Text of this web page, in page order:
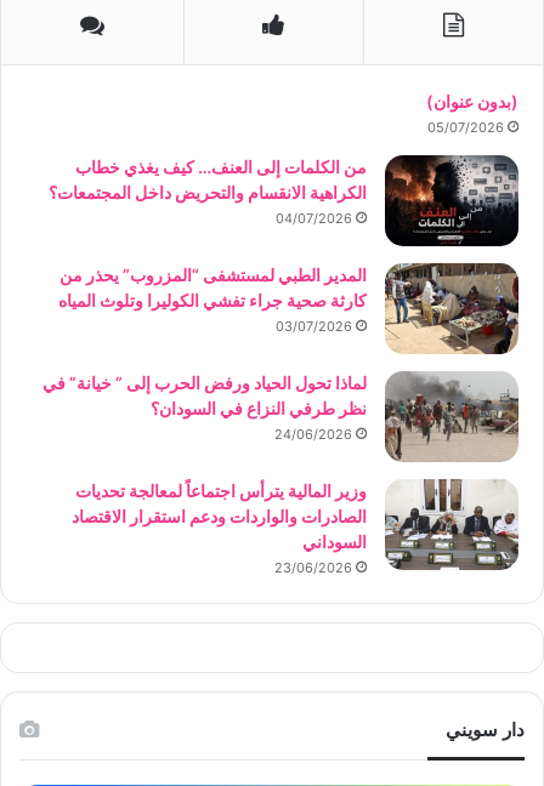
(بدون عنوان)
05/07/2026
من الكلمات إلى العنف… كيف يغذي خطاب
الكراهية الانقسام والتحريض داخل المجتمعات؟
04/07/2026
المدير الطبي لمستشفى “المزروب” يحذر من
كارثة صحية جراء تفشي الكوليرا وتلوث المياه
03/07/2026
لماذا تحول الحياد ورفض الحرب إلى ” خيانة” في
نظر طرفي النزاع في السودان؟
24/06/2026
وزير المالية يترأس اجتماعاً لمعالجة تحديات
الصادرات والواردات ودعم استقرار الاقتصاد
السوداني
23/06/2026
دار سويني